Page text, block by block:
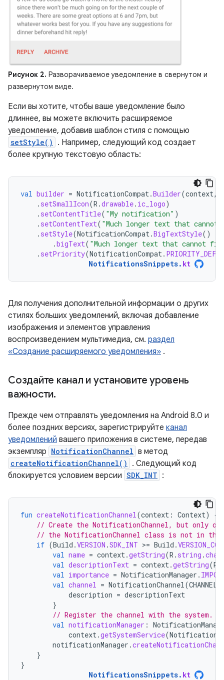
Рисунок 2. Разворачиваемое уведомление в свернутом и
развернутом виде.
Если вы хотите, чтобы ваше уведомление было
длиннее, вы можете включить расширяемое
уведомление, добавив шаблон стиля с помощью
setStyle()
. Например, следующий код создает
более крупную текстовую область:
val builder = NotificationCompat.Builder(context,
. setSmallIcon(R .drawable. ic_logo)
. setContentTitle( "My notification" )
. setContentText( "Much longer text that
. setStyle(NotificationCompat.BigTextStyle()
.bigText( "Much longer text that cannot
. setPriority(NotificationCompat.
NotificationsSnippets. kt
Для получения дополнительной информации о других
стилях больших уведомлений, включая добавление
изображения и элементов управления
воспроизведением мультимедиа, см. раздел
«Создание расширяемого уведомления» .
Создайте канал и установите уровень
важности.
Прежде чем отправлять уведомления на Android 8.0 и
более поздних версиях, зарегистрируйте канал
уведомлений вашего приложения в системе, передав
экземпляр NotificationChannel в метод
createNotificationChannel()
. Следующий код
блокируется условием версии SDK_INT :
fun createNotificationChannel(context : Context)
{
// Create the NotificationChannel, but only on
// the NotificationChannel class is not in the
if (Build .VERSION .SDK_INT >= Build .
val name = context.getString(R . string .
val descriptionText = context.getString(R
val importance = NotificationManager .
val channel = NotificationChannel(
description = descriptionText
}
// Register the channel with the system.
val notificationManager :
context.getSystemService(
notificationManager .
}
}
NotificationsSnippets. kt